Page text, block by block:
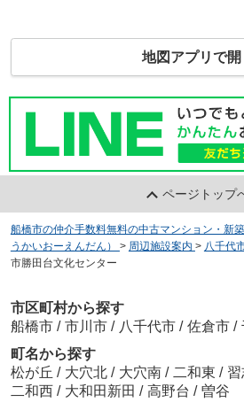
地図アプリで開
ページトップ
船橋市の仲介手数料無料の中古マンション・新
うかいおーえんだん）
> 周辺施設案内 > 八千代
市勝田台文化センター
市区町村から探す
船橋市 / 市川市 / 八千代市 / 佐倉市 /
町名から探す
松が丘 / 大穴北 / 大穴南 / 二和東 /
二和西 / 大和田新田 / 高野台 / 曽谷